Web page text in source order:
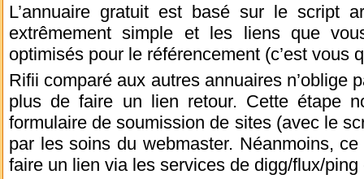
L’annuaire gratuit est basé sur le script
extrêmement simple et les liens que
optimisés pour le référencement (c’est vous
Rifii comparé aux autres annuaires n’oblige
plus de faire un lien retour. Cette étape
formulaire de soumission de sites (avec le
par les soins du webmaster. Néanmoins,
faire un lien via les services de digg/flux/